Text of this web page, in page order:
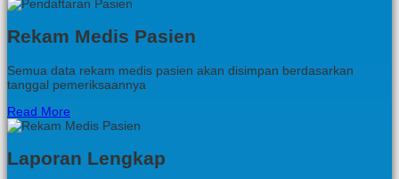
Rekam Medis Pasien
Semua data rekam medis pasien akan disimpan berdasarkan
tanggal pemeriksaannya
Read More
Laporan Lengkap